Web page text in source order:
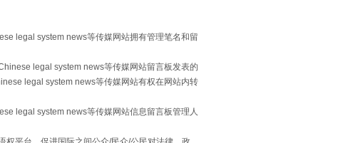
习近平的“航天情”
legal system news等传媒网站拥有管理笔名和留
legal system news等传媒网站留言板发表的
legal system news等传媒网站有权在网站内转
legal system news等传媒网站信息留言板管理人